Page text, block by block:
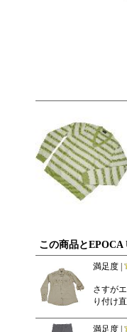
この商品と
満足度 |
さすが
り付け
満足度 |